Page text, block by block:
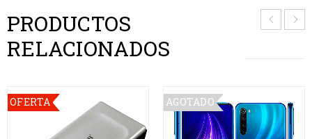
PRODUCTOS
RELACIONADOS
OFERTA AGOTADO